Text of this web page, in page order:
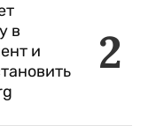
2
в
и